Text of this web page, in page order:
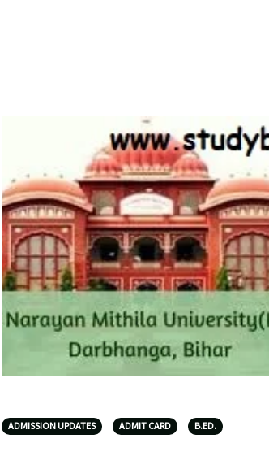
ADMISSION UPDATES ADMIT CARD B.ED.